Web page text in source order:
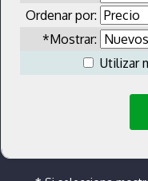
Ordenar por:
*Mostrar:
Utilizar